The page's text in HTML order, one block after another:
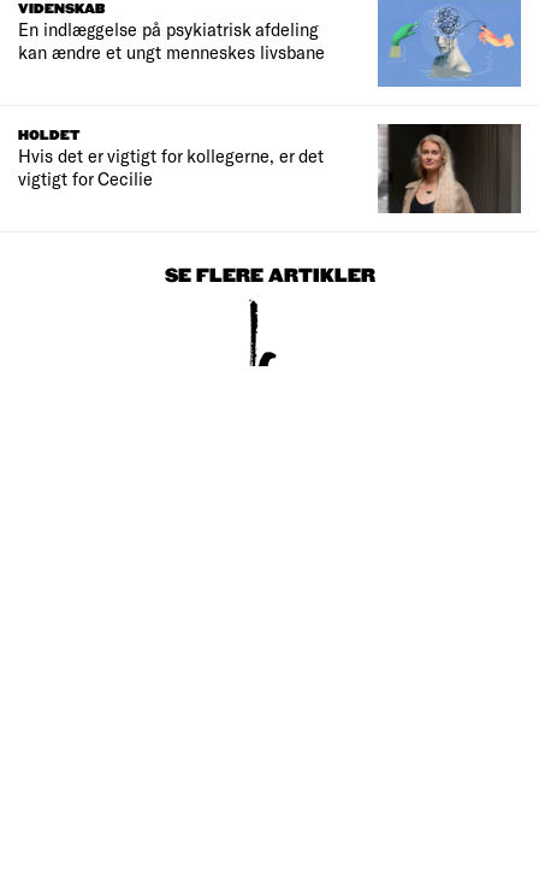
VIDENSKAB
En indlæggelse på psykiatrisk afdeling
kan ændre et ungt menneskes livsbane
HOLDET
Hvis det er vigtigt for kollegerne, er det
vigtigt for Cecilie
SE FLERE ARTIKLER